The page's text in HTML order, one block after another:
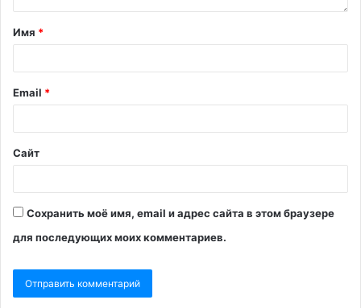
Имя *
Email *
Сайт
Сохранить моё имя, email и адрес сайта в этом браузере
для последующих моих комментариев.